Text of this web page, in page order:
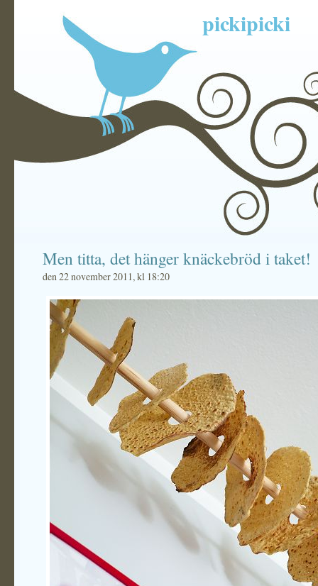
pickipicki
Men titta, det hänger knäckebröd i taket!
den 22 november 2011, kl 18:20